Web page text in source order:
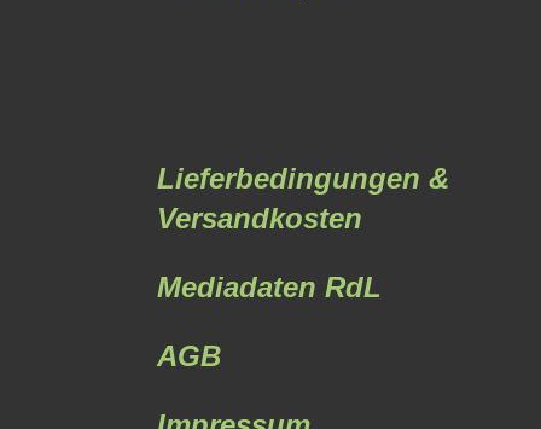
Lieferbedingungen &
Versandkosten
Mediadaten RdL
AGB